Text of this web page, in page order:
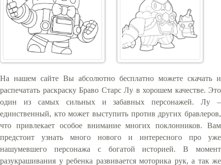
На нашем сайте Вы абсолютно бесплатно можете скачать и
распечатать раскраску Браво Старс Лу в хорошем качестве. Это
один из самых сильных и забавных персонажей. Лу –
единственный, кто может выступить против других бравлеров,
что привлекает особое внимание многих поклонников. Вам
предстоит узнать много нового и интересного про уже
нашумевшего персонажа с богатой историей. В момент
разукрашивания у ребенка развивается моторика рук, а так же